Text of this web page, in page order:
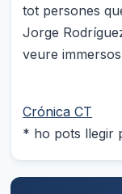
tot persones
Jorge
veure
Crónica CT
* ho pots llegir